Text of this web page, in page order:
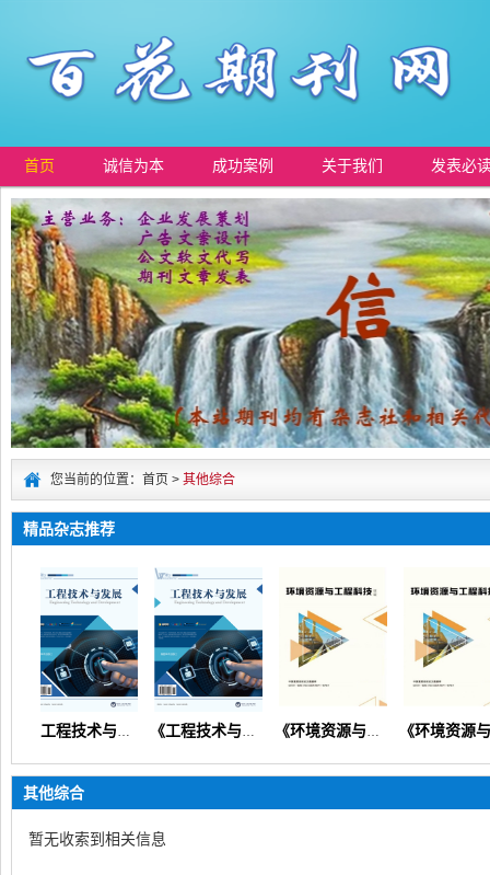
首页 诚信为本 成功案例 关于我们 发表必
您当前的位置：首页 > 其他综合
精品杂志推荐
《工程技术与发展》（矿山机械交通路桥市政建筑信息通信） 《工程技术与发展》 《环境资源与工程科技论坛》（生态环境矿产地质资源经济） 《环境资源与工程科技论坛》
其他综合
暂无收索到 相关信息